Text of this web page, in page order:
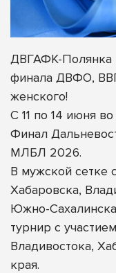
ДВГАФК-Полянка
финала ДВФО,
женского!
С 11 по 14 июня
Финал
МЛБЛ 2026.
В мужской сетке
Хабаровска,
Южно-
турнир с
Владивостока,
края.